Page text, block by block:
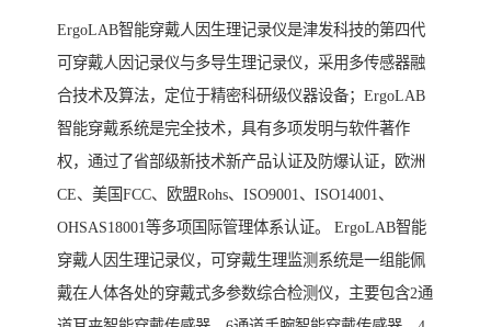
ErgoLAB智能穿戴人因生理记录仪是津发科技的第四代
可穿戴人因记录仪与多导生理记录仪，采用多传感器融
合技术及算法，定位于精密科研级仪器设备；ErgoLAB
智能穿戴系统是完全技术，具有多项发明与软件著作
权，通过了省部级新技术新产品认证及防爆认证，欧洲
CE、美国FCC、欧盟Rohs、ISO9001、ISO14001、
OHSAS18001等多项国际管理体系认证。 ErgoLAB智能
穿戴人因生理记录仪，可穿戴生理监测系统是一组能佩
戴在人体各处的穿戴式多参数综合检测仪，主要包含2通